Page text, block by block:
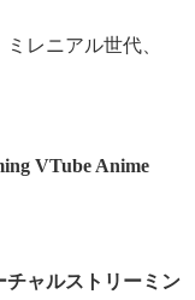
ミレニアル世代、
VTube Anime
チャルストリーミン